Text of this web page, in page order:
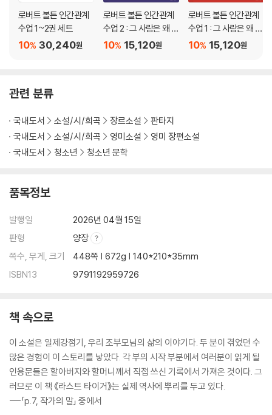
로버트 볼튼 인간관계
수업 1~2권 세트
30,240원
10%
로버트 볼튼 인간관계
수업 2 : 그 사람은 왜 말
을 그렇게밖에 못할까
15,120원
10%
로버트 볼튼 인간관계
수업 1 : 그 사람은 왜 자
꾸 내 말을 끊을까
15,120원
10%
관련 분류
국내도서 소설/시/희곡 장르소설
판타지
국내도서
소설/시/희곡 영미소설
영미 장편소설
국내도서
청소년 청소년 문학
품목정보
발행일
2026년 04월 15일
판형
양장
쪽수, 무게, 크기
448쪽 | 672g | 140*210*35mm
ISBN13
9791192959726
책 속으로
이 소설은 일제강점기, 우리 조부모님의 삶의 이야기다. 두 분이 겪었던 수
많은 경험이 이 스토리를 낳았다. 각 부의 시작 부분에서 여러분이 읽게 될
인용문들은 할아버지와 할머니께서 직접 쓰신 기록에서 가져온 것이다. 그
러므로 이 책 《라스트 타이거》는 실제 역사에 뿌리를 두고 있다.
---「p.7, 작가의 말」 중에서